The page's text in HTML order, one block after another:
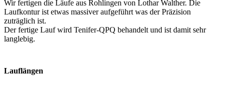
Wir fertigen die Läufe aus Rohlingen von Lothar Walther. Die
Laufkontur ist etwas massiver aufgeführt was der Präzision
zuträglich ist.
Der fertige Lauf wird Tenifer-QPQ behandelt und ist damit sehr
langlebig.
Lauflängen